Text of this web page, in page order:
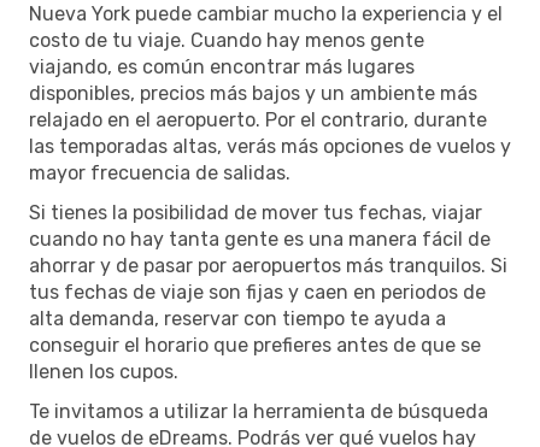
Nueva York puede cambiar mucho la experiencia y el
costo de tu viaje. Cuando hay menos gente
viajando, es común encontrar más lugares
disponibles, precios más bajos y un ambiente más
relajado en el aeropuerto. Por el contrario, durante
las temporadas altas, verás más opciones de vuelos y
mayor frecuencia de salidas.
Si tienes la posibilidad de mover tus fechas, viajar
cuando no hay tanta gente es una manera fácil de
ahorrar y de pasar por aeropuertos más tranquilos. Si
tus fechas de viaje son fijas y caen en periodos de
alta demanda, reservar con tiempo te ayuda a
conseguir el horario que prefieres antes de que se
llenen los cupos.
Te invitamos a utilizar la herramienta de búsqueda
de vuelos de eDreams. Podrás ver qué vuelos hay